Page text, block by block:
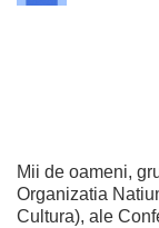
Mii de oameni,
Organizatia
Cultura), ale